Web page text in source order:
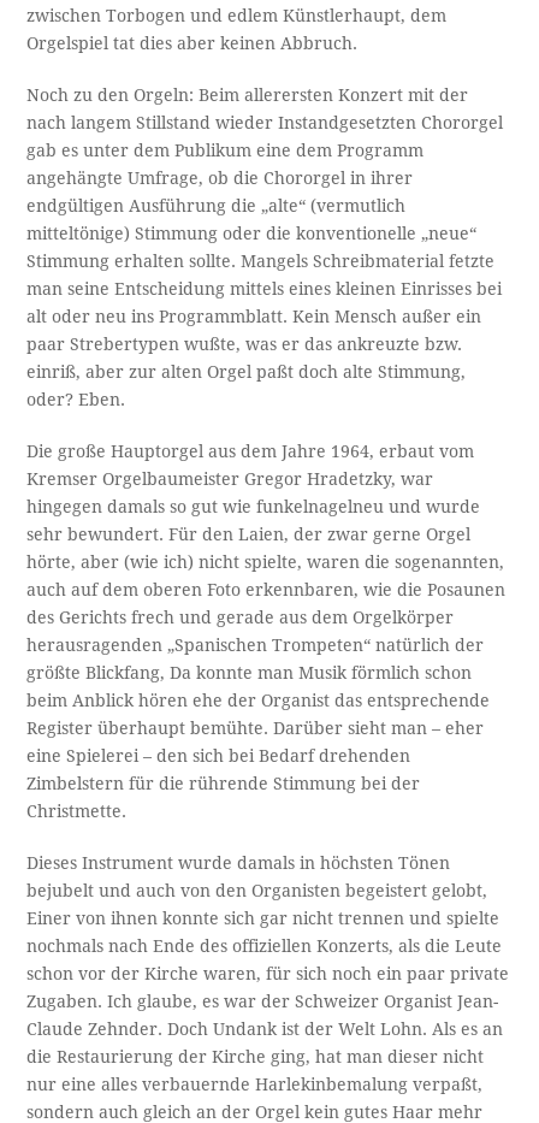
zwischen Torbogen und edlem Künstlerhaupt, dem
Orgelspiel tat dies aber keinen Abbruch.
Noch zu den Orgeln: Beim allerersten Konzert mit der
nach langem Stillstand wieder Instandgesetzten Chororgel
gab es unter dem Publikum eine dem Programm
angehängte Umfrage, ob die Chororgel in ihrer
endgültigen Ausführung die „alte“ (vermutlich
mitteltönige) Stimmung oder die konventionelle „neue“
Stimmung erhalten sollte. Mangels Schreibmaterial fetzte
man seine Entscheidung mittels eines kleinen Einrisses bei
alt oder neu ins Programmblatt. Kein Mensch außer ein
paar Strebertypen wußte, was er das ankreuzte bzw.
einriß, aber zur alten Orgel paßt doch alte Stimmung,
oder? Eben.
Die große Hauptorgel aus dem Jahre 1964, erbaut vom
Kremser Orgelbaumeister Gregor Hradetzky, war
hingegen damals so gut wie funkelnagelneu und wurde
sehr bewundert. Für den Laien, der zwar gerne Orgel
hörte, aber (wie ich) nicht spielte, waren die sogenannten,
auch auf dem oberen Foto erkennbaren, wie die Posaunen
des Gerichts frech und gerade aus dem Orgelkörper
herausragenden „Spanischen Trompeten“ natürlich der
größte Blickfang, Da konnte man Musik förmlich schon
beim Anblick hören ehe der Organist das entsprechende
Register überhaupt bemühte. Darüber sieht man – eher
eine Spielerei – den sich bei Bedarf drehenden
Zimbelstern für die rührende Stimmung bei der
Christmette.
Dieses Instrument wurde damals in höchsten Tönen
bejubelt und auch von den Organisten begeistert gelobt,
Einer von ihnen konnte sich gar nicht trennen und spielte
nochmals nach Ende des offiziellen Konzerts, als die Leute
schon vor der Kirche waren, für sich noch ein paar private
Zugaben. Ich glaube, es war der Schweizer Organist Jean-
Claude Zehnder. Doch Undank ist der Welt Lohn. Als es an
die Restaurierung der Kirche ging, hat man dieser nicht
nur eine alles verbauernde Harlekinbemalung verpaßt,
sondern auch gleich an der Orgel kein gutes Haar mehr